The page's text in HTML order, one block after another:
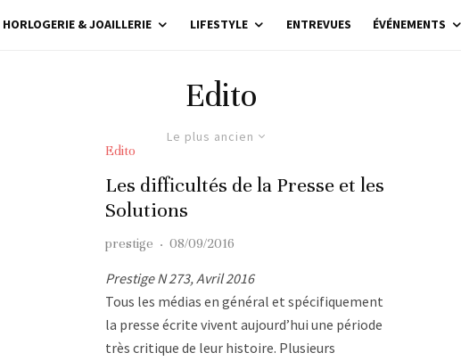
HORLOGERIE & JOAILLERIE LIFESTYLE ENTREVUES ÉVÉNEMENTS
Edito
Le plus ancien
Edito
Les difficultés de la Presse et les
Solutions
prestige · 08/09/2016
Prestige N 273, Avril 2016
Tous les médias en général et spécifiquement
la presse écrite vivent aujourd’hui une période
très critique de leur histoire. Plusieurs